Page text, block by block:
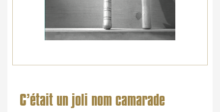
C’était un joli nom camarade